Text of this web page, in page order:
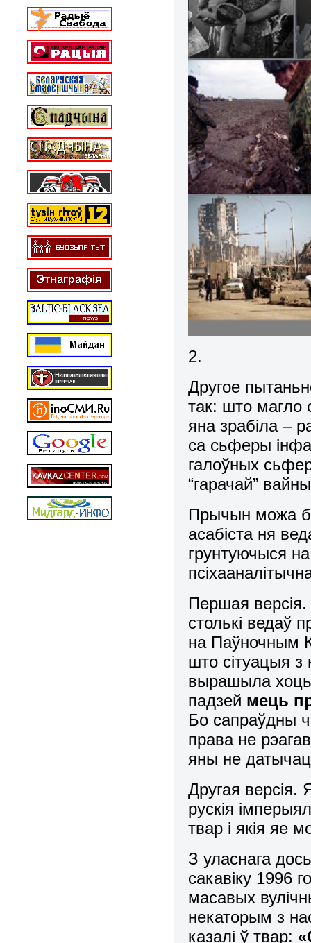
2.
Другое
так: што магло
яна зрабіла –
са сьферы
галоўных
“гарачай”
Прычын можа
асабіста ня
грунтуючыся
Першая
столькі ведаў
на Паўночным
што сітуацыя з
вырашыла хоць
падзей мець
Бо сапраўдны
права не
яны не
Другая версія.
рускія
твар і якія яе
З уласнага
сакавіку 1996
масавых
некаторым з
казалі ў твар: